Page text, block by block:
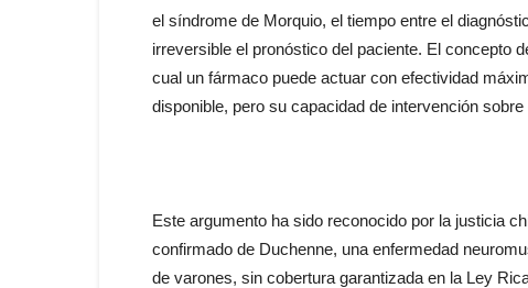
el síndrome de Morquio, el tiempo entre el
irreversible el pronóstico del paciente. El concepto
cual un fármaco puede actuar con efectividad
disponible, pero su capacidad de intervención
Este argumento ha sido reconocido por la justicia
confirmado de Duchenne, una enfermedad
de varones, sin cobertura garantizada en la Ley